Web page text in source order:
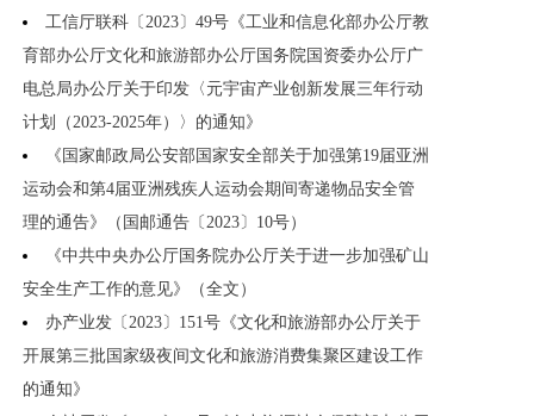
工信厅联科〔2023〕49号《工业和信息化部办公厅教
育部办公厅文化和旅游部办公厅国务院国资委办公厅广
电总局办公厅关于印发〈元宇宙产业创新发展三年行动
计划（2023-2025年）〉的通知》
《国家邮政局公安部国家安全部关于加强第19届亚洲
运动会和第4届亚洲残疾人运动会期间寄递物品安全管
理的通告》（国邮通告〔2023〕10号）
《中共中央办公厅国务院办公厅关于进一步加强矿山
安全生产工作的意见》（全文）
办产业发〔2023〕151号《文化和旅游部办公厅关于
开展第三批国家级夜间文化和旅游消费集聚区建设工作
的通知》